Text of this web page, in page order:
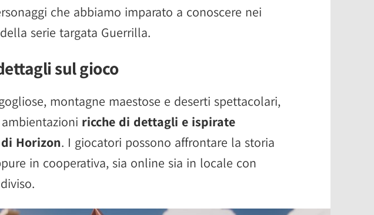
che abbiamo imparato a conoscere nei
serie targata Guerrilla.
sul gioco
montagne maestose e deserti spettacolari,
ricche di dettagli e ispirate
Horizon. I giocatori possono affrontare la storia
in cooperativa, sia online sia in locale con